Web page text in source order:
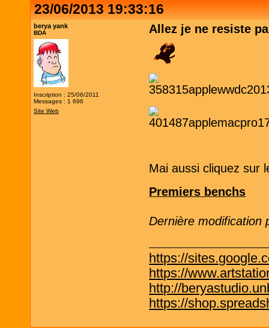
23/06/2013 19:33:16
berya yank
BDA
Inscription : 25/06/2011
Messages : 1 696
Site Web
Allez je ne resiste
Mai aussi cliquez sur
Premiers benchs
Dernière modification
https://
https://
http://
https://